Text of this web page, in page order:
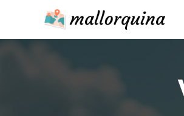
content